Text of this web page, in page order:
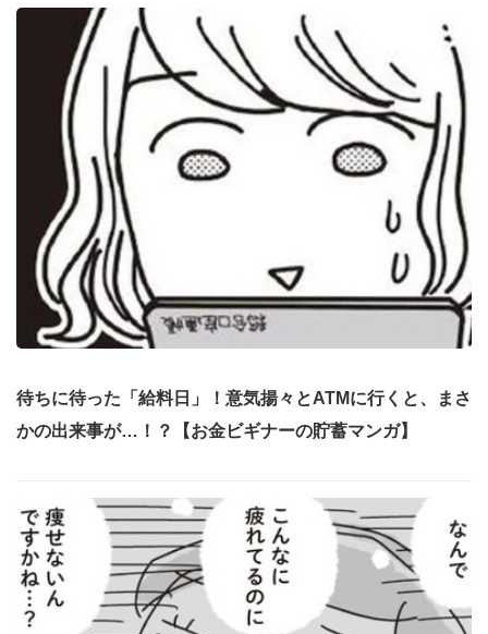
待ちに待った「給料日」！意気揚々とATMに行くと、まさ
かの出来事が…！？【お金ビギナーの貯蓄マンガ】